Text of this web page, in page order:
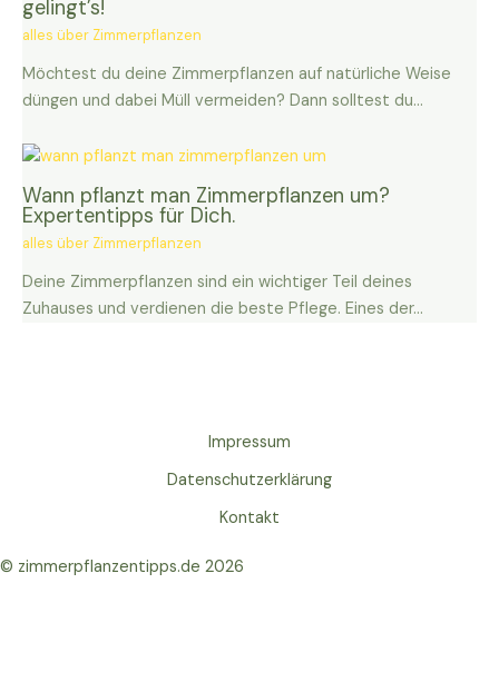
gelingt’s!
alles über Zimmerpflanzen
Möchtest du deine Zimmerpflanzen auf natürliche Weise
düngen und dabei Müll vermeiden? Dann solltest du…
Wann pflanzt man Zimmerpflanzen um?
Expertentipps für Dich.
alles über Zimmerpflanzen
Deine Zimmerpflanzen sind ein wichtiger Teil deines
Zuhauses und verdienen die beste Pflege. Eines der…
Impressum
Datenschutzerklärung
Kontakt
© zimmerpflanzentipps.de 2026